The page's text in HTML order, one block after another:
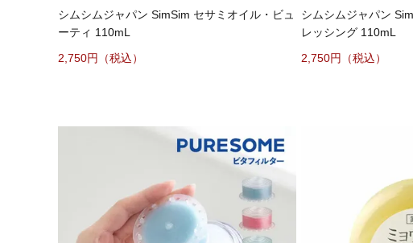
シムシムジャパン SimSim セサミオイル・ビュ
ーティ 110mL
2,750
シムシムジャパン
レッシング 110mL
2,750